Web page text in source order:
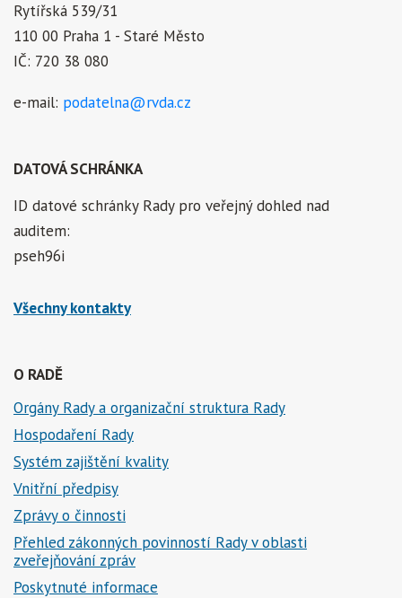
Rytířská 539/31
110 00 Praha 1 - Staré Město
IČ: 720 38 080
e-mail: podatelna@rvda.cz
DATOVÁ SCHRÁNKA
ID datové schránky Rady pro veřejný dohled nad
auditem:
pseh96i
Všechny kontakty
O RADĚ
Orgány Rady a organizační struktura Rady
Hospodaření Rady
Systém zajištění kvality
Vnitřní předpisy
Zprávy o činnosti
Přehled zákonných povinností Rady v oblasti
zveřejňování zpráv
Poskytnuté informace